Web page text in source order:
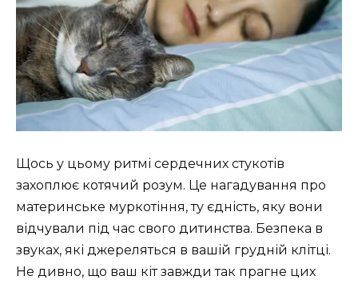
Щось у цьому ритмі сердечних стукотів
захоплює котячий розум. Це нагадування про
материнське муркотіння, ту єдність, яку вони
відчували під час свого дитинства. Безпека в
звуках, які джереляться в вашій грудній клітці.
Не дивно, що ваш кіт завжди так прагне цих